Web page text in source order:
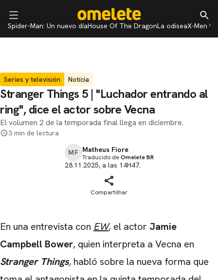
Spider-Man: Un nuevo díaHouse Of The DragonLa odiseaX-Men 97
Series y televisión Notícia
Stranger Things 5 ​​| "Luchador entrando al
ring", dice el actor sobre Vecna
El volumen 2 de la temporada final llega en diciembre.
3 min de lectura
MF Matheus Fiore
Traducido deOmelete BR
28.11.2025, a las 14H47.
Compartilhar
En una entrevista con EW, el actor Jamie
Campbell Bower, quien interpreta a Vecna ​​en
Stranger Things, habló sobre la nueva forma que